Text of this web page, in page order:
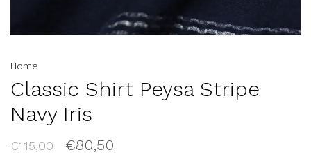
Home
Classic Shirt Peysa Stripe
Navy Iris
€115,00 €80,50